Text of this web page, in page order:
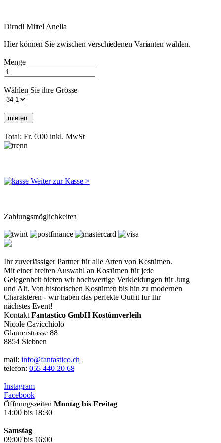
Dirndl Mittel Anella
Hier können Sie zwischen verschiedenen Varianten wählen.
Menge
Wählen Sie ihre Grösse
Total: Fr. 0.00 inkl. MwSt
Weiter zur Kasse >
Zahlungsmöglichkeiten
Ihr zuverlässiger Partner für alle Arten von Kostümen.
Mit einer breiten Auswahl an Kostümen für jede
Gelegenheit bieten wir hochwertige Verkleidungen für Jung
und Alt. Von historischen Kostümen bis hin zu modernen
Charakteren - wir haben das perfekte Outfit für Ihr
nächstes Event!
Kontakt Fantastico GmbH Kostümverleih
Nicole Cavicchiolo
Glarnerstrasse 88
8854 Siebnen
mail: info@fantastico.ch
telefon: 055 440 20 68
Instagram
Facebook
Öffnungszeiten Montag bis Freitag
14:00 bis 18:30
Samstag
09:00 bis 16:00